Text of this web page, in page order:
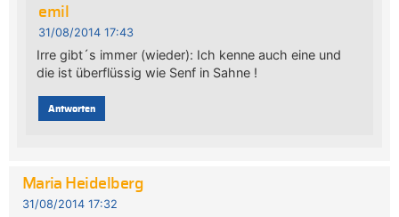
emil
31/08/2014 17:43
Irre gibt´s immer (wieder): Ich kenne auch eine und
die ist überflüssig wie Senf in Sahne !
Antworten
Maria Heidelberg
31/08/2014 17:32